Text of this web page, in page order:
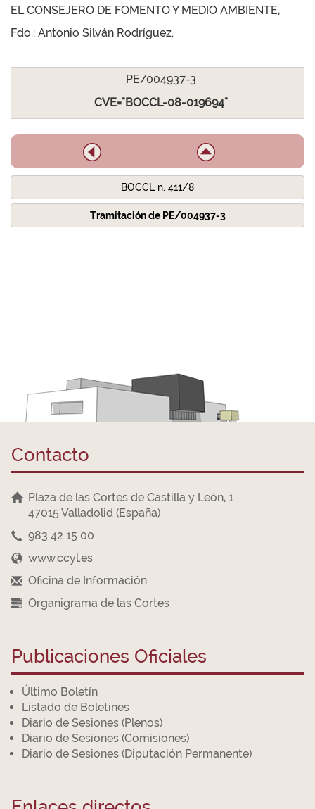
EL CONSEJERO DE FOMENTO Y MEDIO AMBIENTE,
Fdo.: Antonio Silván Rodríguez.
PE/004937-3
CVE="BOCCL-08-019694"
BOCCL n. 411/8
Tramitación de PE/004937-3
Contacto
Plaza de las Cortes de Castilla y León, 1
47015 Valladolid (España)
983 42 15 00
www.ccyl.es
Oficina de Información
Organigrama de las Cortes
Publicaciones Oficiales
Último Boletín
Listado de Boletines
Diario de Sesiones (Plenos)
Diario de Sesiones (Comisiones)
Diario de Sesiones (Diputación Permanente)